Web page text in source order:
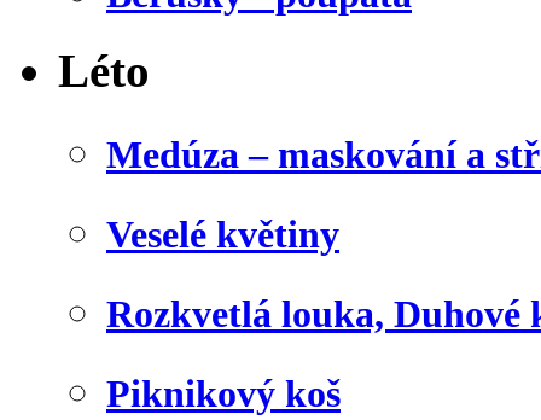
Léto
Medúza – maskování a
Veselé květiny
Rozkvetlá louka, Duhové
Piknikový koš